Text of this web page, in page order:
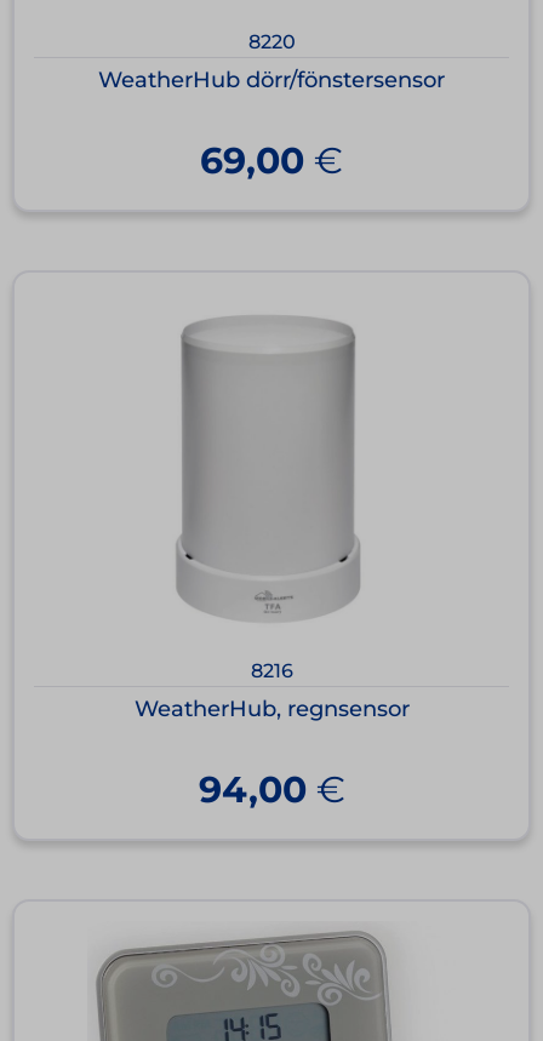
8220
WeatherHub dörr/fönstersensor
69,00 €
8216
WeatherHub, regnsensor
94,00 €